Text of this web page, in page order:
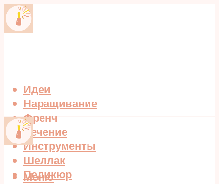
Идеи
Наращивание
Френч
Лечение
Инструменты
Шеллак
Педикюр
Меню